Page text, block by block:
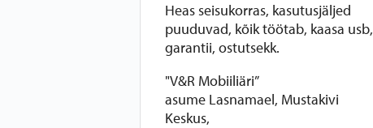
Heas seisukorras, kasutusjäljed
puuduvad, kõik töötab, kaasa usb,
garantii, ostutsekk.
"V&R Mobiiliäri”
asume Lasnamael, Mustakivi
Keskus,